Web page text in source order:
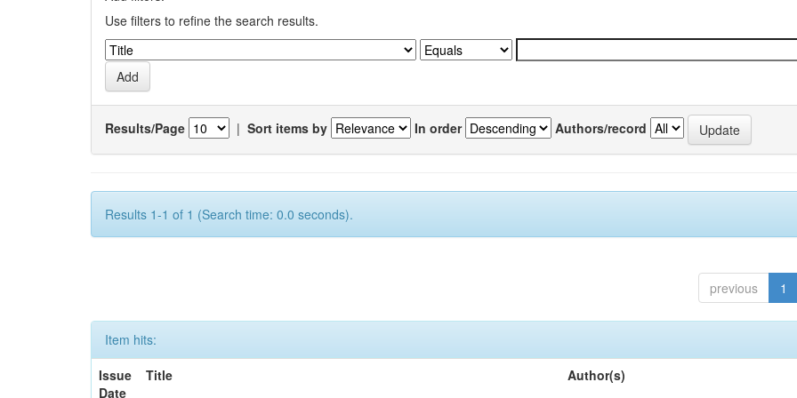
Use filters to refine the search results.
Results/Page | Sort items by In order Authors/record
Results 1-1 of 1 (Search time: 0.0 seconds).
previous 1
Item hits:
Issue
Date
Title Author(s)